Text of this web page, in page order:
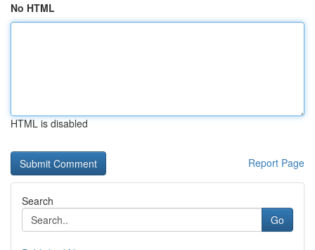
No HTML
HTML is disabled
Report Page
Search
Go